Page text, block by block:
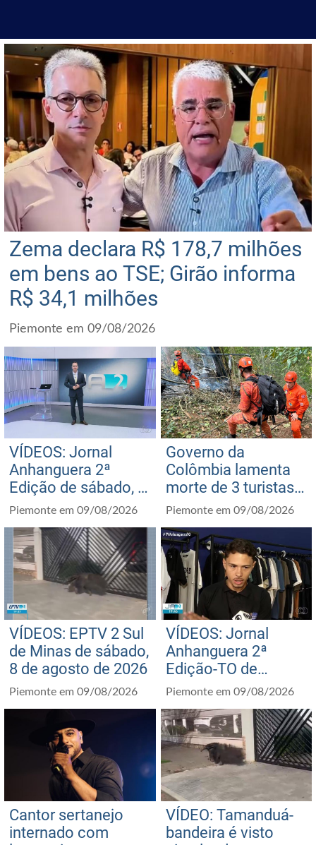
Piemonte em 09/08/2026
Zema declara R$ 178,7 milhões
em bens ao TSE; Girão informa
R$ 34,1 milhões
Piemonte em 09/08/2026
VÍDEOS: Jornal
Anhanguera 2ª
Edição de sábado, 8
de agosto de 2026
Piemonte em 09/08/2026
Governo da
Colômbia lamenta
morte de 3 turistas
em queda de
helicóptero no Rio e
presta assistência
às famílias
Piemonte em 09/08/2026
VÍDEOS: EPTV 2 Sul
de Minas de sábado,
8 de agosto de 2026
Piemonte em 09/08/2026
VÍDEOS: Jornal
Anhanguera 2ª
Edição-TO de
sábado, 8 de agosto
de 2026
Cantor sertanejo
internado com
VÍDEO: Tamanduá-
bandeira é visto